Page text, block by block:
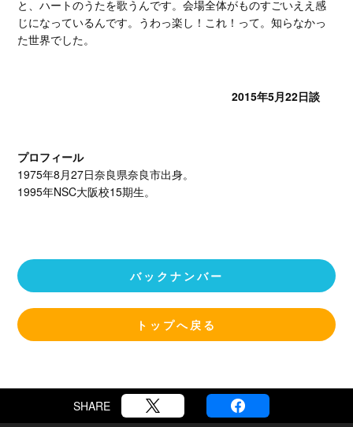
と、ハートのうたを歌うんです。会場全体がものすごいええ感
じになっているんです。うわっ楽し！これ！って。知らなかっ
た世界でした。
2015年5月22日談
プロフィール
1975年8月27日奈良県奈良市出身。
1995年NSC大阪校15期生。
バックナンバー
トップへ戻る
SHARE